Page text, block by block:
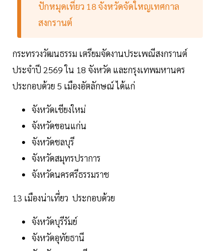
ปักหมุดเที่ยว 18 จังหวัดจัดใหญเทศกาล
สงกรานต์
กระทรวงวัฒนธรรม เตรียมจัดงานประเพณีสงกรานต์
ประจำปี 2569 ใน 18 จังหวัด และกรุงเทพมหานคร
ประกอบด้วย 5 เมืองอัตลักษณ์ ได้แก่
จังหวัดเชียงใหม่
จังหวัดขอนแก่น
จังหวัดชลบุรี
จังหวัดสมุทรปราการ
จังหวัดนครศรีธรรมราช
13 เมืองน่าเที่ยว ประกอบด้วย
จังหวัดบุรีรัมย์
จังหวัดอุทัยธานี